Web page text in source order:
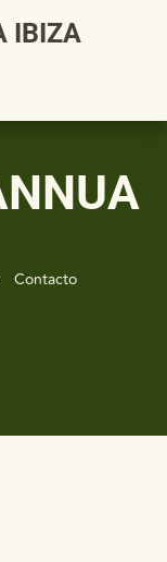
IBIZA
Contacto